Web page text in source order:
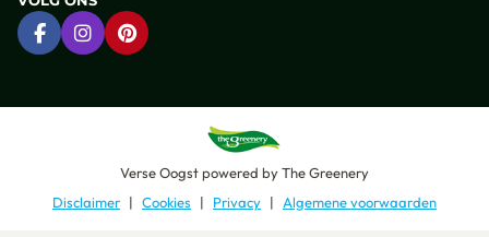
Ga naar Facebook
Ga naar Instagram
Ga naar Pinterest
Verse Oogstpowered byThe Greenery
Disclaimer
Cookies Privacy Algemene voorwaarden